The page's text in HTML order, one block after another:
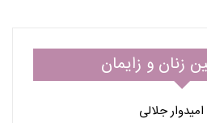
زنان و زایمان
جلالی